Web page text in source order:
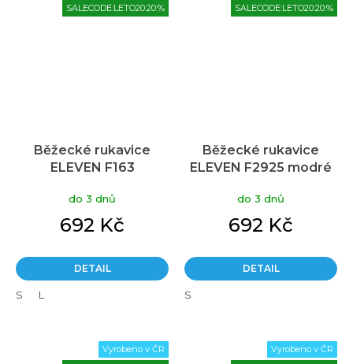
SALECODE:LETO20:20:%
Běžecké rukavice
ELEVEN F163
do 3 dnů
692 Kč
DETAIL
S L
SALECODE:LETO20:20:%
Běžecké rukavice
ELEVEN F2925 modré
do 3 dnů
692 Kč
DETAIL
S
Vyrobeno v ČR
Vyrobeno v ČR